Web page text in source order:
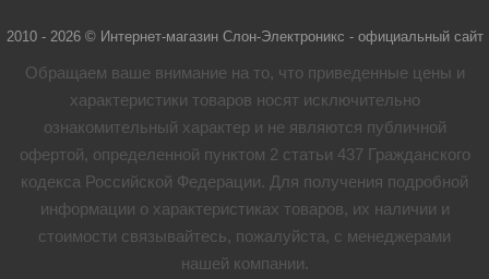
2010 - 2026 © Интернет-магазин Слон-Электроникс - официальный сайт
Обращаем ваше внимание на то, что приведенные цены и
характеристики товaров носят исключительно
ознакомительный характер и не являются публичной
офертой, определенной пунктом 2 статьи 437 Гражданского
кодекса Российской Федерации. Для получения подробной
информации о характеристиках товaров, их наличии и
стоимости связывайтесь, пожалуйста, с менеджерами
нашей компании.